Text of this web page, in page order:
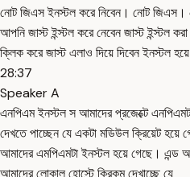
নোট জিএস ইনস্টল করে নিবেন। নোট
আপনি জাস্ট ইন্স্টল করে নেবেন জাস্ট ইন্স্টল
ক্লিক করে জাস্ট এলাও দিয়ে দিবেন ইনস্টল
28:37
Speaker A
এনপিএম ইনস্টল স আমাদের প্রজেক্টে
দেখতে পাচ্ছেন যে একটা মডিউল ক্রিয়েট
আমাদের এমপিএমটা ইনস্টল হয়ে গেছে। এন্ড
আমাদের লোকাল হোস্টে কিরকম দেখাচ্ছে যে